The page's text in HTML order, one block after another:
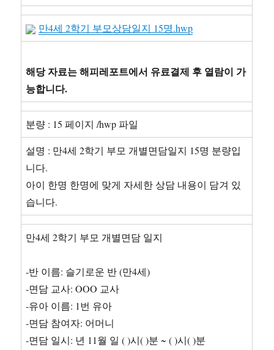
명
량.
(아
자
게
기
됨.)
만4세 2학기 부모상담일지 15명.hwp
해당 자료는 해피레포트에서 유료결제 후 열람이 가
능합니다.
분량 : 15 페이지 /hwp 파일
설명 : 만4세 2학기 부모 개별면담일지 15명 분량입
니다.
아이 한명 한명에 맞게 자세한 상담 내용이 담겨 있
습니다.
만4세 2학기 부모 개별면담 일지
-반 이름: 슬기로운 반 (만4세)
-면담 교사: OOO 교사
-유아 이름: 1번 유아
-면담 참여자: 어머니
-면담 일시: 년 11월 일 ( )시( )분 ~ ( )시( )분